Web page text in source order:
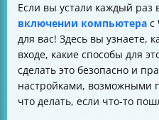
Как проверить, что
Как безопасно вернуть
Особенности для
общественных
Распространённые
Таблица сравнения
Итог
Если вы устали каждый раз
включении компьютера с
для вас! Здесь вы узнаете,
входе, какие способы для
сделать это безопасно и
настройками, возможными
что делать, если что-то